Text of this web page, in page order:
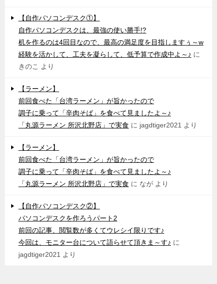
【自作パソコンデスク①】
自作パソコンデスクは、最強の使い勝手!?
机を作るのは4回目なので、最高の満足度を目指しますぅ～w
経験を活かして、工夫を凝らして、低予算で作成中よ～♪ に
きのこ
より
【ラーメン】
前回食べた「台湾ラーメン」が旨かったので
調子に乗って「辛肉そば」を食べて見ましたよ～♪
「丸源ラーメン 所沢北野店」で実食 に jagdtiger2021 より
【ラーメン】
前回食べた「台湾ラーメン」が旨かったので
調子に乗って「辛肉そば」を食べて見ましたよ～♪
「丸源ラーメン 所沢北野店」で実食 に なが より
【自作パソコンデスク②】
パソコンデスクを作ろうパート2
前回の記事、閲覧数が多くてウレシイ限りです♪
今回は、モニター台について語らせて頂きま～す♪ に
jagdtiger2021 より